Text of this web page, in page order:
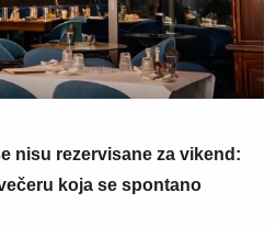
nisu rezervisane za vikend:
koja se spontano